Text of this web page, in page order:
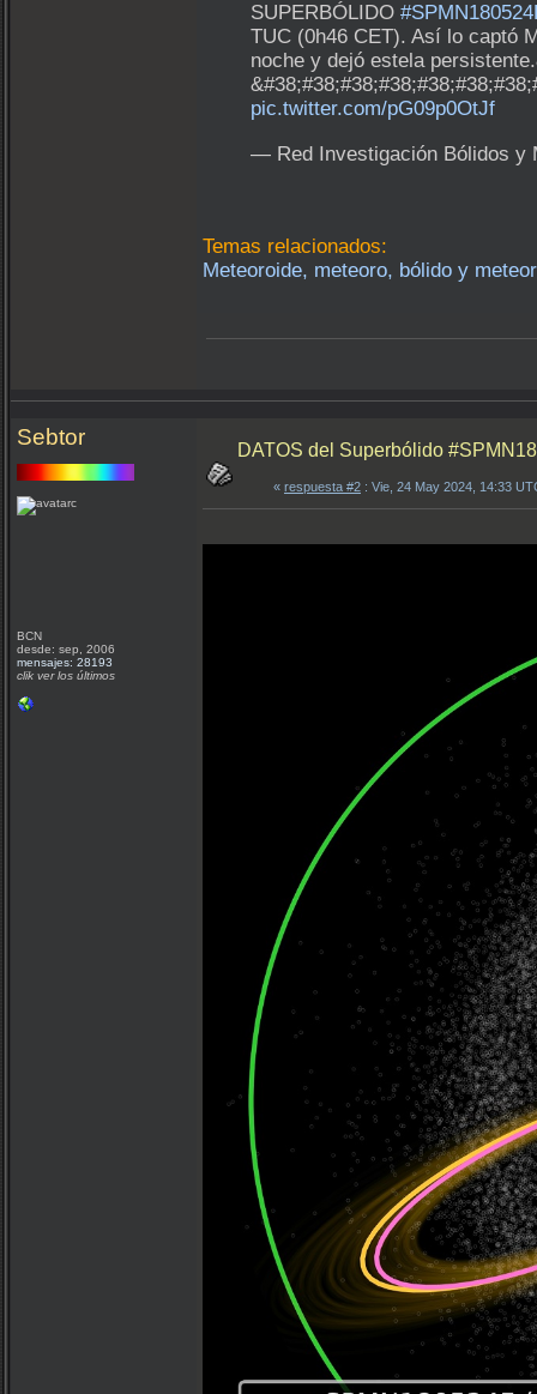
SUPERBÓLIDO
TUC (0h46 CET). Así lo captó
noche y dejó estela
pic.twitter.com/pG09p0OtJf
— Red Investigación Bólidos y
Temas relacionados:
Meteoroide, meteoro, bólido y
Sebtor
BCN
desde: sep, 2006
mensajes: 28193
clik ver los últimos
DATOS del Superbólido
« respuesta #2 : Vie, 24 May 2024, 14:33